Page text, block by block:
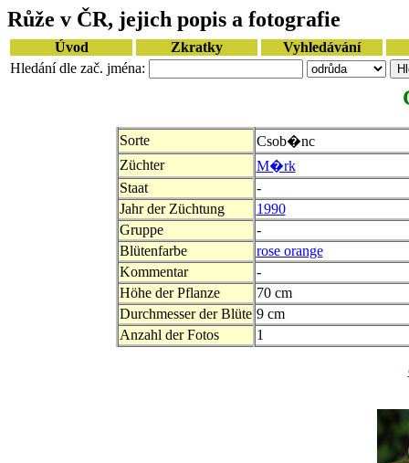
Růže v ČR, jejich popis a fotografie
Úvod Zkratky
Vyhledávání
Hledání dle zač. jména:
Sorte
Csob�nc
Züchter
M�rk
Staat
-
Jahr der Züchtung
1990
Gruppe
-
Blütenfarbe
rose orange
Kommentar
-
Höhe der Pflanze
70 cm
Durchmesser der Blüte 9 cm
Anzahl der Fotos
1